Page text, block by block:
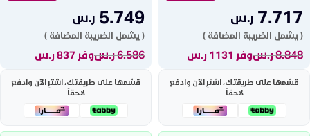
7.717 ر.س
( يشمل الضريبة المضافة )
8.848ر.سوفر 1131 ر.س
قسّمها على طريقتك، اشترِ الآن وادفع
لاحقاً
5.749 ر.س
( يشمل الضريبة المضافة )
6.586ر.سوفر 837 ر.س
قسّمها على طريقتك، اشترِ الآن وادفع
لاحقاً